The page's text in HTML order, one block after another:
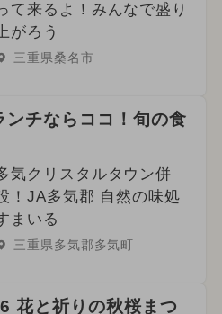
て来るよ！みんなで盛り
がろう
三重県桑名市
ンチならココ！旬の食
気クリスタルタウン併
！JA多気郡 自然の味処
まいる
三重県多気郡多気町
花と祈りの秋桜まつ